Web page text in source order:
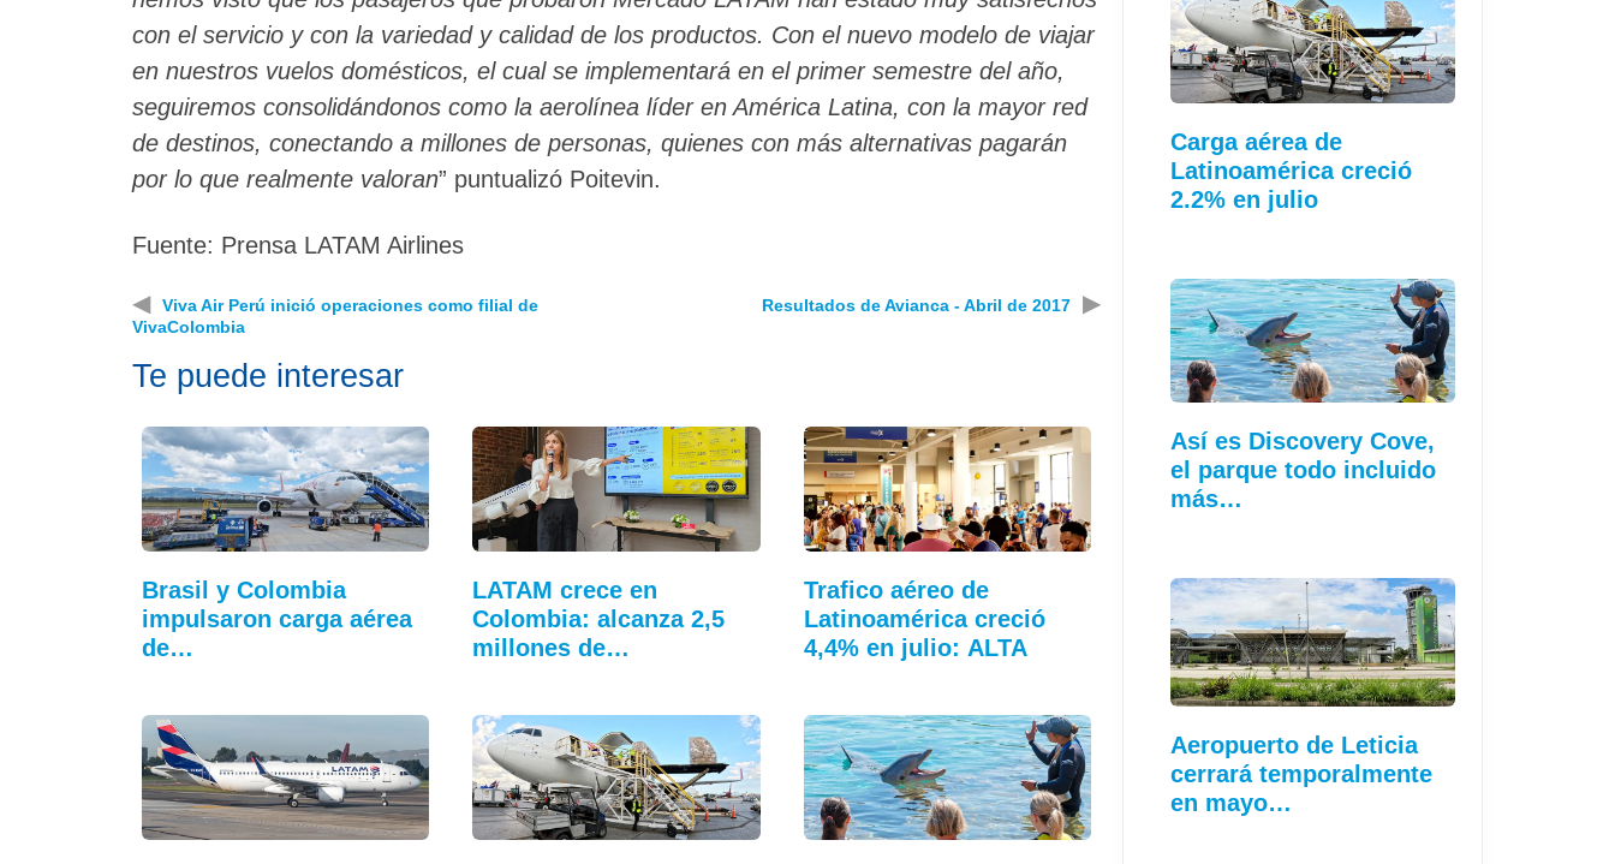
con el servicio y con la variedad y calidad de los productos. Con el nuevo modelo de viajar
en nuestros vuelos domésticos, el cual se implementará en el primer semestre del año,
seguiremos consolidándonos como la aerolínea líder en América Latina, con la mayor red
de destinos, conectando a millones de personas, quienes con más alternativas pagarán
por lo que realmente valoran” puntualizó Poitevin.
Fuente: Prensa LATAM Airlines
◀
Viva Air Perú inició operaciones como filial de
VivaColombia
Resultados de Avianca - Abril de 2017 ▶
Te puede interesar
Brasil y Colombia
impulsaron carga aérea
de…
LATAM crece en
Colombia: alcanza 2,5
millones de…
Trafico aéreo de
Latinoamérica creció
4,4% en julio: ALTA
Carga aérea de
Latinoamérica creció
2.2% en julio
Así es Discovery Cove,
el parque todo incluido
más…
Aeropuerto de Leticia
cerrará temporalmente
en mayo…